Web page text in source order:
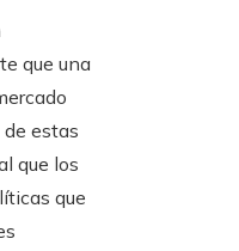
que una
de estas
que los
que